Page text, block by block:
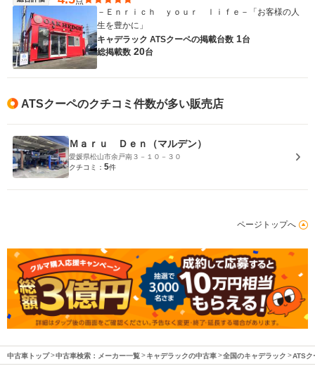
－Ｅｎｒｉｃｈ ｙｏｕｒ ｌｉｆｅ－「お客様の人
生を豊かに」
キャデラック ATSクーペの掲載台数 1台
総掲載数 20台
ATSクーペのクチコミ件数が多い販売店
Ｍａｒｕ Ｄｅｎ（マルデン）
愛媛県松山市余戸南３－１０－３０
クチコミ： 5件
ページトップへ
中古車トップ 中古車検索：メーカー一覧 キャデラックの中古車 全国のキャデラック ATSク